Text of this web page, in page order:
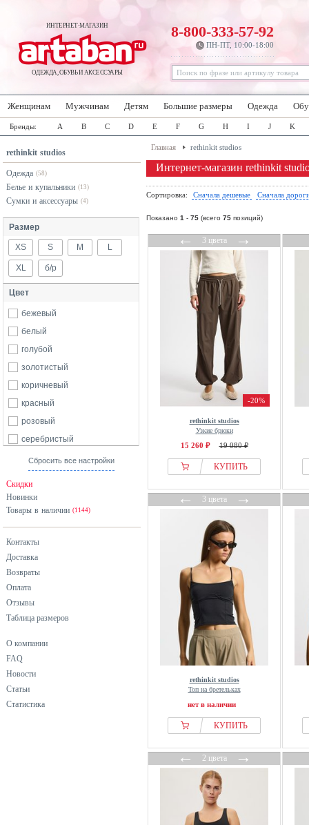
ИНТЕРНЕТ-МАГАЗИН
ОДЕЖДА, ОБУВЬ И АКСЕССУАРЫ
8-800-333-57-92
ПН-ПТ, 10:00-18:00
Женщинам Мужчинам Детям Большие размеры Одежда
Бренды: A B C D E F G H I J K
rethinkit studios
Одежда (58)
Белье и купальники (13)
Сумки и аксессуары (4)
Размер
XS S M L
XL б/р
Цвет
бежевый
белый
голубой
золотистый
коричневый
красный
розовый
серебристый
серый
Сбросить все настройки
Скидки
Новинки
Товары в наличии (1144)
Контакты
Доставка
Возвраты
Оплата
Отзывы
Таблица размеров
О компании
FAQ
Новости
Статьи
Статистика
Главная rethinkit studios
Интернет-магазин rethinkit
Сортировка: Сначала дешевые Сначала
Показано 1 - 75 (всего 75 позиций)
←3 цвета→
-20%
rethinkit studios
Узкие брюки
15 260 ₽ 19 080 ₽
КУПИТЬ
←3 цвета→
rethinkit studios
Топ на бретельках
нет в наличии
КУПИТЬ
←2 цвета→